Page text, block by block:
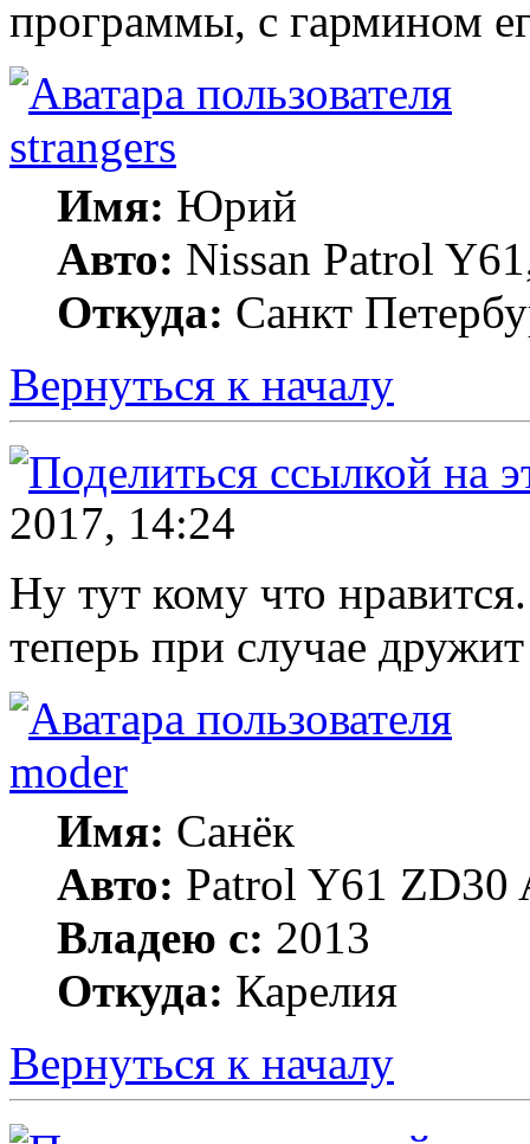
программы, с гармином
strangers
Имя: Юрий
Авто: Nissan Patrol
Откуда: Санкт
Вернуться к началу
2017, 14:24
Ну тут кому что
теперь при случае
moder
Имя: Санёк
Авто: Patrol Y61 ZD30
Владею с: 2013
Откуда: Карелия
Вернуться к началу